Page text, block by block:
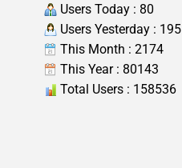
Users Today : 80
Users Yesterday : 195
This Month : 2174
This Year : 80143
Total Users : 158536